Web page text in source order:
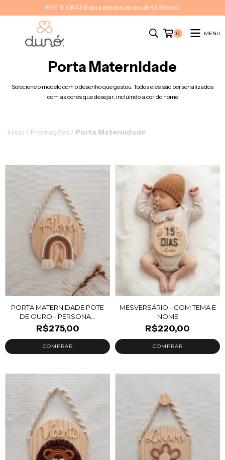
FRETE GRÁTIS para pedidos acima de R$ 950,00
0 MENU
Porta Maternidade
Selecione o modelo com o desenho que gostou. Todos eles são personalizados
com as cores que desejar, incluindo a cor do nome
Início / Promoções / Porta Maternidade
PORTA MATERNIDADE POTE
DE OURO - PERSONA...
R$275,00
MESVERSÁRIO - COM TEMA E
NOME
R$220,00
COMPRAR